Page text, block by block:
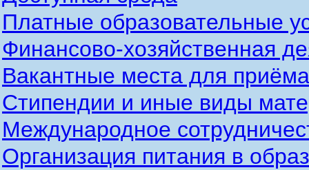
Платные образовательные
Финансово-хозяйственная
Вакантные места для
Стипендии и иные виды
Международное
Организация питания в